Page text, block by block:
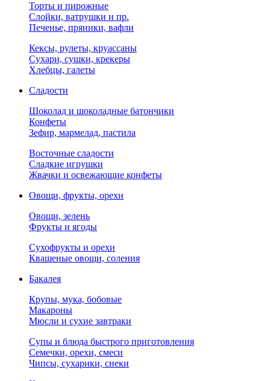
Торты и пирожные
Слойки, ватрушки и пр.
Печенье, пряники, вафли
Кексы, рулеты, круассаны
Сухари, сушки, крекеры
Хлебцы, галеты
Сладости
Шоколад и шоколадные батончики
Конфеты
Зефир, мармелад, пастила
Восточные сладости
Сладкие игрушки
Жвачки и освежающие конфеты
Овощи, фрукты, орехи
Овощи, зелень
Фрукты и ягоды
Сухофрукты и орехи
Квашеные овощи, соления
Бакалея
Крупы, мука, бобовые
Макароны
Мюсли и сухие завтраки
Супы и блюда быстрого приготовления
Семечки, орехи, смеси
Чипсы, сухарики, снеки